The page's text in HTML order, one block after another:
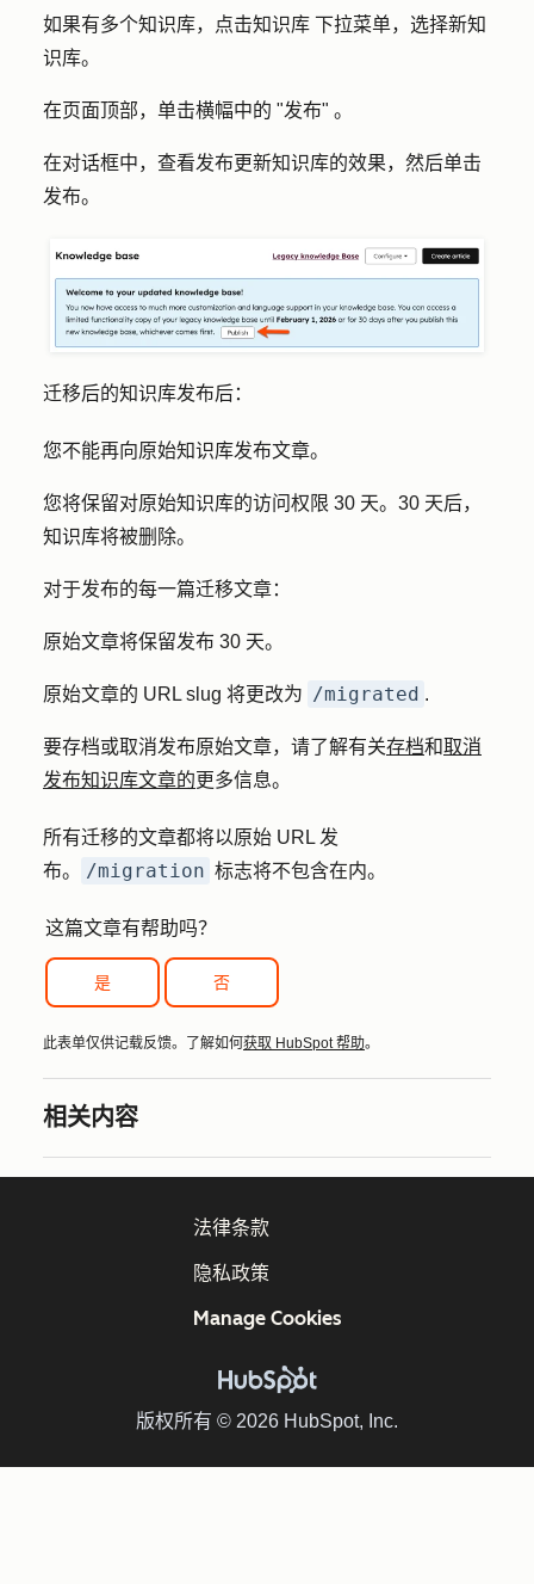
如果有多个知识库，点击知识库 下拉菜单，选择新知
识库。
在页面顶部，单击横幅中的 "发布" 。
在对话框中，查看发布更新知识库的效果，然后单击
发布。
迁移后的知识库发布后：
您不能再向原始知识库发布文章。
您将保留对原始知识库的访问权限 30 天。30 天后，
知识库将被删除。
对于发布的每一篇迁移文章：
原始文章将保留发布 30 天。
原始文章的 URL slug 将更改为 /migrated .
要存档或取消发布原始文章，请了解有关存档和取消
发布知识库文章的更多信息。
所有迁移的文章都将以原始 URL 发
布。
/migration 标志将不包含在内。
这篇文章有帮助吗？
是 否
此表单仅供记载反馈。了解如何 获取 HubSpot 帮助。
相关内容
版权所有 © 2026 HubSpot, Inc.
法律条款
隐私政策
Manage Cookies